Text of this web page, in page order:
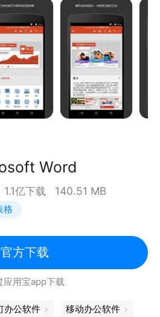
息/缩略图/目录/语义
及以上
、动画效果、渐变等功能
创造力，使您轻松制作演示文
用即表示您同意此条款：
法
、 移动、 编辑图表变得非常
用的PPT文档
让您轻松分享演示文稿
与他人共享成果
Word
1.1亿下载 140.51 MB
格
官方下载
应用宝app下载
办公软件 移动办公软件